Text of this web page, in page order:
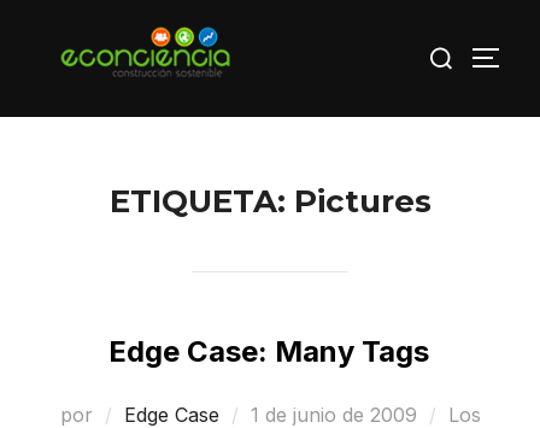
ETIQUETA: Pictures
Edge Case: Many Tags
por Edge Case
Publicado
1 de junio de 2009
Los